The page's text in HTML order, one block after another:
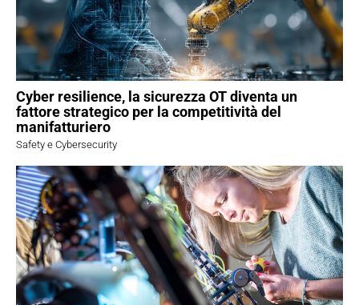
Cyber resilience, la sicurezza OT diventa un
fattore strategico per la competitività del
manifatturiero
Safety e Cybersecurity